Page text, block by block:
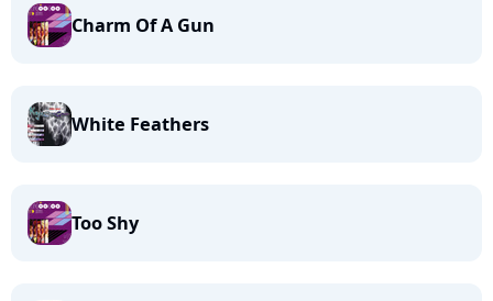
Charm Of A Gun
White Feathers
Too Shy